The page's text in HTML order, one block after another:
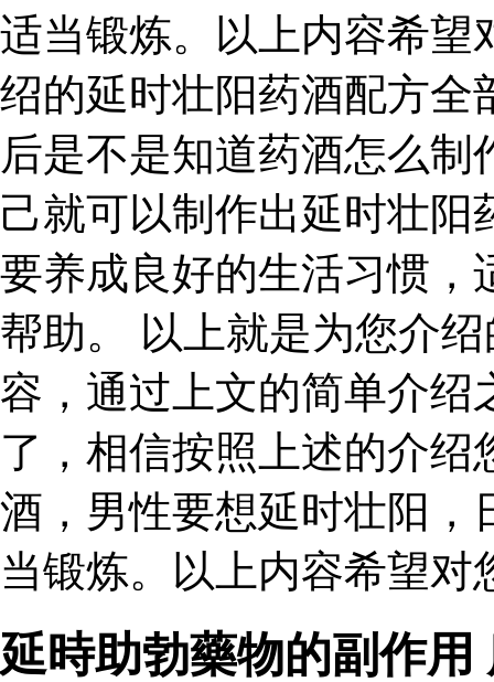
适当锻炼。以上内容希望
绍的延时壮阳药酒配方全
后是不是知道药酒怎么
己就可以制作出延时壮
要养成良好的生活习惯，
帮助。 以上就是为您介
容，通过上文的简单介绍
了，相信按照上述的介
酒，男性要想延时壮阳，
当锻炼。以上内容希望对
延時助勃藥物的副作